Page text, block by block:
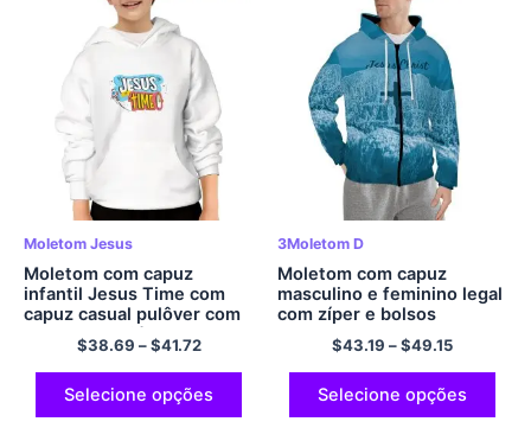
Moletom Jesus
Moletom com capuz
infantil Jesus Time com
capuz casual pulôver com
capuz de poliéster
$38.69 –$41.72
Selecione opções
3Moletom D
Moletom com capuz
masculino e feminino legal
com zíper e bolsos
moletom com capuz JESUS
​​Cristo com capuz cruzado
com estampa 3D moletom
com capuz gráfico
confortável com capuz de
$43.19 –$49.15
Selecione opções